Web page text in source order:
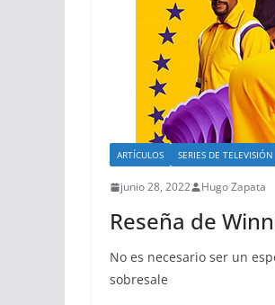
ARTÍCULOS SERIES DE TELEVISIÓN
junio 28, 2022 Hugo Zapata
Reseña de
No es necesario ser un
sobresale